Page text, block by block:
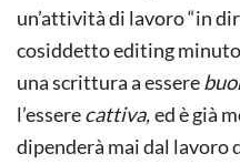
un’attività di lavoro “in
cosiddetto editing
una scrittura a essere
l’esserecattiva,ed è già
dipenderà mai dal lavoro